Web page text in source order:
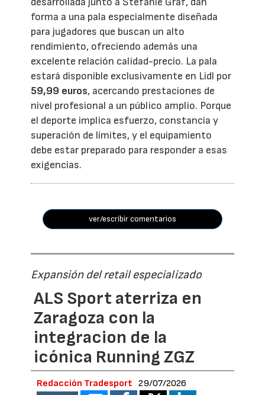
forma a una pala especialmente diseñada
para jugadores que buscan un alto
rendimiento, ofreciendo además una
excelente relación calidad-precio. La pala
estará disponible exclusivamente en Lidl por
59,99 euros, acercando prestaciones de
nivel profesional a un público amplio. Porque
el deporte implica esfuerzo, constancia y
superación de límites, y el equipamiento
debe estar preparado para responder a esas
exigencias.
ver/escribir comentarios
Expansión del retail especializado
ALS Sport aterriza en
Zaragoza con la
integracion de la
icónica Running ZGZ
Redacción Tradesport 29/07/2026